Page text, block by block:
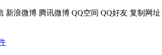
新浪微博 腾讯微博 QQ空间 QQ好友 复制网址